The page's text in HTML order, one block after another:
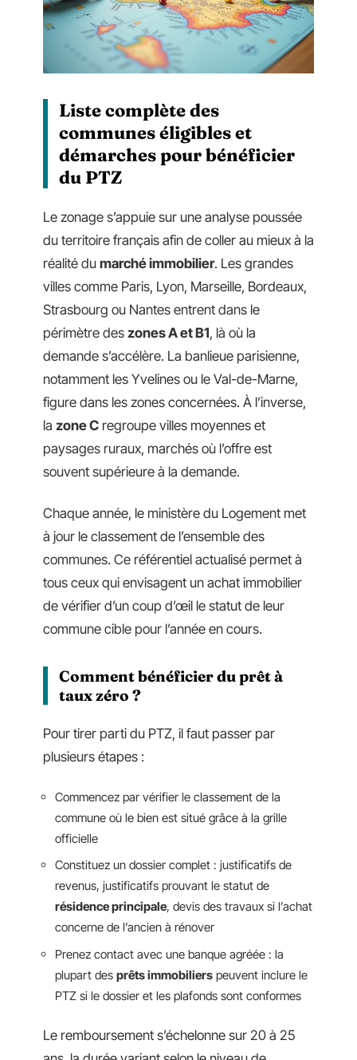
Liste complète des
communes éligibles et
démarches pour bénéficier
du PTZ
Le zonage s’appuie sur une analyse poussée
du territoire français afin de coller au mieux à la
réalité du marché immobilier. Les grandes
villes comme Paris, Lyon, Marseille, Bordeaux,
Strasbourg ou Nantes entrent dans le
périmètre des zones A et B1, là où la
demande s’accélère. La banlieue parisienne,
notamment les Yvelines ou le Val-de-Marne,
figure dans les zones concernées. À l’inverse,
la zone C regroupe villes moyennes et
paysages ruraux, marchés où l’offre est
souvent supérieure à la demande.
Chaque année, le ministère du Logement met
à jour le classement de l’ensemble des
communes. Ce référentiel actualisé permet à
tous ceux qui envisagent un achat immobilier
de vérifier d’un coup d’œil le statut de leur
commune cible pour l’année en cours.
Comment bénéficier du prêt à
taux zéro ?
Pour tirer parti du PTZ, il faut passer par
plusieurs étapes :
Commencez par vérifier le classement de la
commune où le bien est situé grâce à la grille
officielle
Constituez un dossier complet : justificatifs de
revenus, justificatifs prouvant le statut de
résidence principale, devis des travaux si l’achat
concerne de l’ancien à rénover
Prenez contact avec une banque agréée : la
plupart des prêts immobiliers peuvent inclure le
PTZ si le dossier et les plafonds sont conformes
Le remboursement s’échelonne sur 20 à 25